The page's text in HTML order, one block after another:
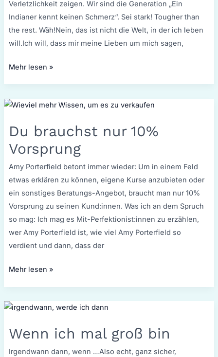
Verletzlichkeit zeigen. Wir sind die Generation „Ein
Indianer kennt keinen Schmerz“. Sei stark! Tougher than
the rest. Wäh!Nein, das ist nicht die Welt, in der ich leben
will.Ich will, dass mir meine Lieben um mich sagen,
Mehr lesen »
Du brauchst nur 10%
Vorsprung
Amy Porterfield betont immer wieder: Um in einem Feld
etwas erklären zu können, eigene Kurse anzubieten oder
ein sonstiges Beratungs-Angebot, braucht man nur 10%
Vorsprung zu seinen Kund:innen. Was ich an dem Spruch
so mag: Ich mag es Mit-Perfektionist:innen zu erzählen,
wer Amy Porterfield ist, wie viel Amy Porterfield so
verdient und dann, dass der
Du
nur
10%
Vorsprung
Mehr lesen »
Wenn ich mal groß bin
Irgendwann dann, wenn …Also echt, ganz sicher,
Wenn
mal